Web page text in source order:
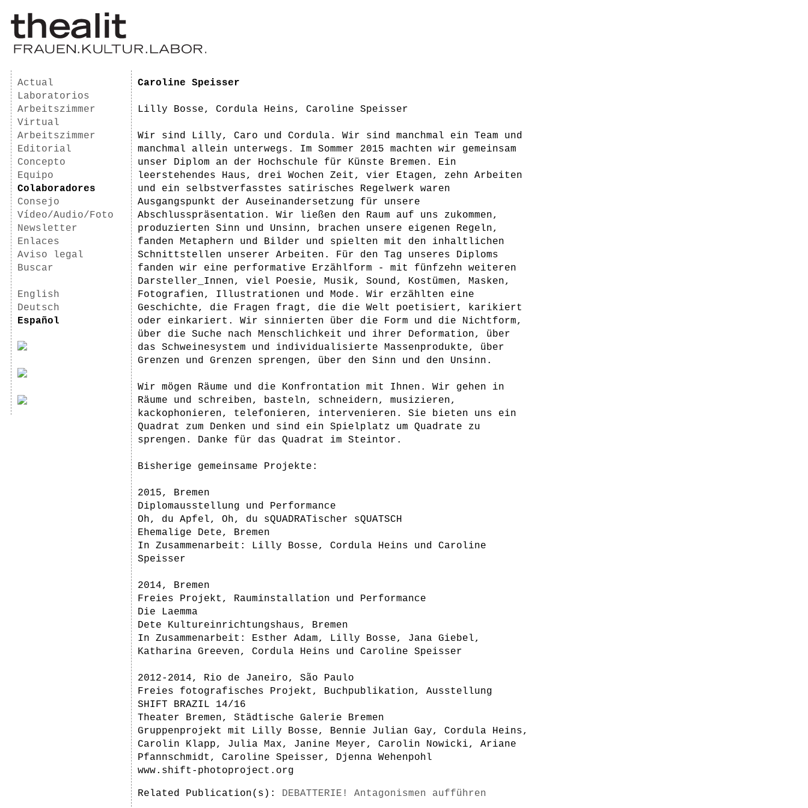
Actual
Laboratorios
Arbeitszimmer
Virtual
Arbeitszimmer
Editorial
Concepto
Equipo
Colaboradores
Consejo
Vídeo/Audio/Foto
Newsletter
Enlaces
Aviso legal
Buscar
English
Deutsch
Español
Caroline Speisser
Lilly Bosse, Cordula Heins, Caroline Speisser
Wir sind Lilly, Caro und Cordula. Wir sind manchmal ein Team und
manchmal allein unterwegs. Im Sommer 2015 machten wir gemeinsam
unser Diplom an der Hochschule für Künste Bremen. Ein
leerstehendes Haus, drei Wochen Zeit, vier Etagen, zehn Arbeiten
und ein selbstverfasstes satirisches Regelwerk waren
Ausgangspunkt der Auseinandersetzung für unsere
Abschlusspräsentation. Wir ließen den Raum auf uns zukommen,
produzierten Sinn und Unsinn, brachen unsere eigenen Regeln,
fanden Metaphern und Bilder und spielten mit den inhaltlichen
Schnittstellen unserer Arbeiten. Für den Tag unseres Diploms
fanden wir eine performative Erzählform - mit fünfzehn weiteren
Darsteller_Innen, viel Poesie, Musik, Sound, Kostümen, Masken,
Fotografien, Illustrationen und Mode. Wir erzählten eine
Geschichte, die Fragen fragt, die die Welt poetisiert, karikiert
oder einkariert. Wir sinnierten über die Form und die Nichtform,
über die Suche nach Menschlichkeit und ihrer Deformation, über
das Schweinesystem und individualisierte Massenprodukte, über
Grenzen und Grenzen sprengen, über den Sinn und den Unsinn.
Wir mögen Räume und die Konfrontation mit Ihnen. Wir gehen in
Räume und schreiben, basteln, schneidern, musizieren,
kackophonieren, telefonieren, intervenieren. Sie bieten uns ein
Quadrat zum Denken und sind ein Spielplatz um Quadrate zu
sprengen. Danke für das Quadrat im Steintor.
Bisherige gemeinsame Projekte:
2015, Bremen
Diplomausstellung und Performance
Oh, du Apfel, Oh, du sQUADRATischer sQUATSCH
Ehemalige Dete, Bremen
In Zusammenarbeit: Lilly Bosse, Cordula Heins und Caroline
Speisser
2014, Bremen
Freies Projekt, Rauminstallation und Performance
Die Laemma
Dete Kultureinrichtungshaus, Bremen
In Zusammenarbeit: Esther Adam, Lilly Bosse, Jana Giebel,
Katharina Greeven, Cordula Heins und Caroline Speisser
2012-2014, Rio de Janeiro, São Paulo
Freies fotografisches Projekt, Buchpublikation, Ausstellung
SHIFT BRAZIL 14/16
Theater Bremen, Städtische Galerie Bremen
Gruppenprojekt mit Lilly Bosse, Bennie Julian Gay, Cordula Heins,
Carolin Klapp, Julia Max, Janine Meyer, Carolin Nowicki, Ariane
Pfannschmidt, Caroline Speisser, Djenna Wehenpohl
www.shift-photoproject.org
Related Publication(s): DEBATTERIE! Antagonismen aufführen